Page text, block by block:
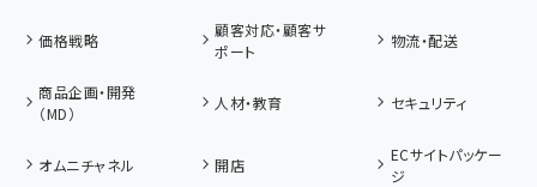
価格戦略
顧客対応・顧客サ
ポート
物流・配送
商品企画・開発
（MD）
人材・教育 セキュリティ
オムニチャネル 開店
ECサイトパッケー
ジ